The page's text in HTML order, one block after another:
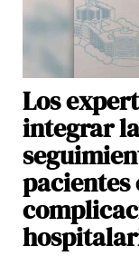
Los
integrar